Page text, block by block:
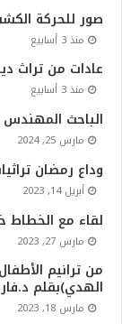
صور للحركة الكشفية(1938- 1958)
منذ 3 أسابيع
عادات من تراث
منذ 3 أسابيع
الباحث
مارس 25, 2024
وداع رمضان
أبريل 14, 2023
لقاء مع الخطاط
مارس 27, 2023
من ترانيم
الهدي)بقلم
مارس 18, 2023